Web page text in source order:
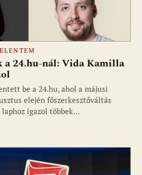
24.hu-nál: Vida Kamilla
be a 24.hu, ahol a májusi
elején főszerkesztőváltás
igazol többek…